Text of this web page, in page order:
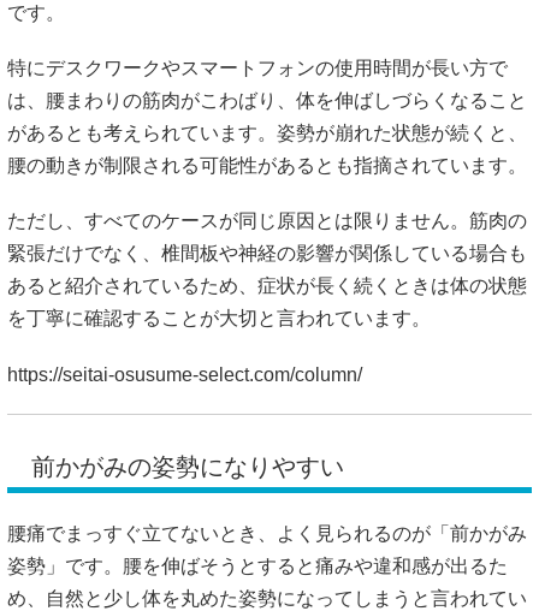
です。
特にデスクワークやスマートフォンの使用時間が長い方で
は、腰まわりの筋肉がこわばり、体を伸ばしづらくなること
があるとも考えられています。姿勢が崩れた状態が続くと、
腰の動きが制限される可能性があるとも指摘されています。
ただし、すべてのケースが同じ原因とは限りません。筋肉の
緊張だけでなく、椎間板や神経の影響が関係している場合も
あると紹介されているため、症状が長く続くときは体の状態
を丁寧に確認することが大切と言われています。
https://seitai-osusume-select.com/column/
前かがみの姿勢になりやすい
腰痛でまっすぐ立てないとき、よく見られるのが「前かがみ
姿勢」です。腰を伸ばそうとすると痛みや違和感が出るた
め、自然と少し体を丸めた姿勢になってしまうと言われてい